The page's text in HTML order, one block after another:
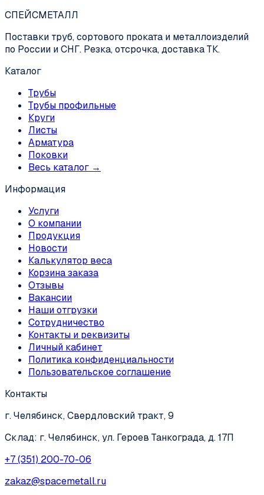
СПЕЙСМЕТАЛЛ
Поставки труб, сортового проката и металлоизделий
по России и СНГ. Резка, отсрочка, доставка ТК.
Каталог
Трубы
Трубы профильные
Круги
Листы
Арматура
Поковки
Весь каталог →
Информация
Услуги
О компании
Продукция
Новости
Калькулятор веса
Корзина заказа
Отзывы
Вакансии
Наши отгрузки
Сотрудничество
Контакты и реквизиты
Личный кабинет
Политика конфиденциальности
Пользовательское соглашение
Контакты
г. Челябинск, Свердловский тракт, 9
Склад: г. Челябинск, ул. Героев Танкограда, д. 17П
+7 (351) 200-70-06
zakaz@spacemetall.ru